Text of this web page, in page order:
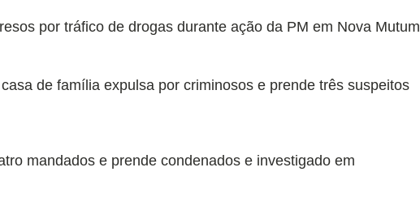
por tráfico de drogas durante ação da PM em Nova Mutum
de família expulsa por criminosos e prende três suspeitos
mandados e prende condenados e investigado em